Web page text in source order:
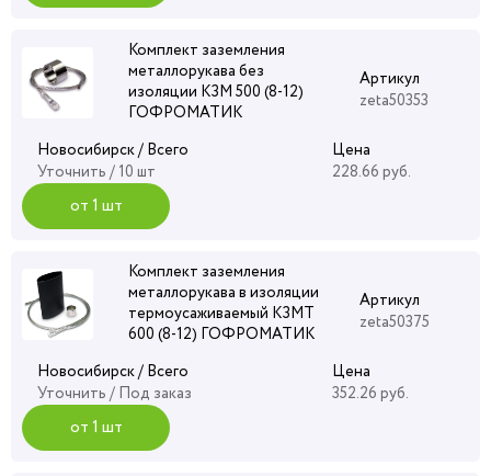
Комплект заземления
металлорукава без
изоляции КЗМ 500 (8-12)
ГОФРОМАТИК
Артикул
zeta50353
Новосибирск / Всего
Уточнить / 10 шт
Цена
228.66 руб.
от 1 шт
Комплект заземления
металлорукава в изоляции
термоусаживаемый КЗМТ
600 (8-12) ГОФРОМАТИК
Артикул
zeta50375
Новосибирск / Всего
Уточнить / Под заказ
Цена
352.26 руб.
от 1 шт